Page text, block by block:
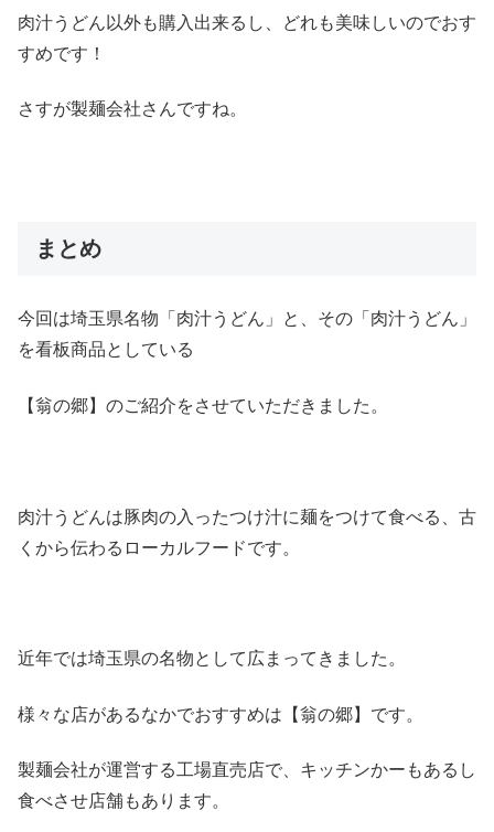
肉汁うどん以外も購入出来るし、どれも美味しいのでおす
すめです！
さすが製麺会社さんですね。
まとめ
今回は埼玉県名物「肉汁うどん」と、その「肉汁うどん」
を看板商品としている
【翁の郷】のご紹介をさせていただきました。
肉汁うどんは豚肉の入ったつけ汁に麺をつけて食べる、古
くから伝わるローカルフードです。
近年では埼玉県の名物として広まってきました。
様々な店があるなかでおすすめは【翁の郷】です。
製麺会社が運営する工場直売店で、キッチンかーもあるし
食べさせ店舗もあります。